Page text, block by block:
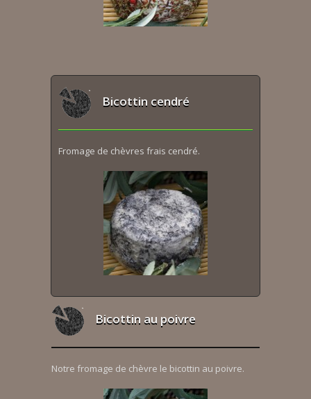
Bicottin cendré
Fromage de chèvres frais cendré.
Bicottin au poivre
Notre fromage de chèvre le bicottin au poivre.